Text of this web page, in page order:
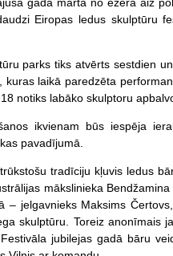
Eiropas ledus skulptūru
parks tiks atvērts sestdien
kuras laikā paredzēta
notiks labāko skulptoru
ikvienam būs iespēja
pavadījumā.
tradīciju kļuvis ledus
mākslinieka
– jelgavnieks Maksims
skulptūru. Toreiz anonīmais
jubilejas gadā bāru